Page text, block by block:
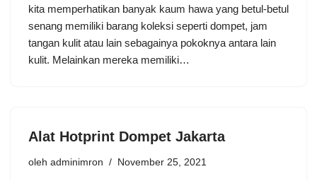
kita memperhatikan banyak kaum hawa yang betul-betul
senang memiliki barang koleksi seperti dompet, jam
tangan kulit atau lain sebagainya pokoknya antara lain
kulit. Melainkan mereka memiliki…
Alat Hotprint Dompet Jakarta
oleh adminimron November 25, 2021